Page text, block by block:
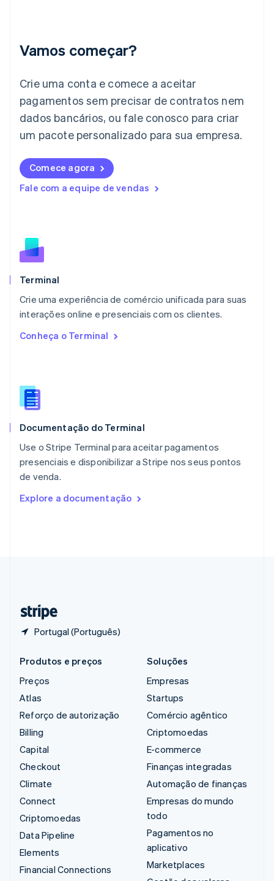
Vamos começar?
Crie uma conta e comece a aceitar
pagamentos sem precisar de contratos nem
dados bancários, ou fale conosco para criar
um pacote personalizado para sua empresa.
Comece agora
Fale com a equipe de vendas
Terminal
Crie uma experiência de comércio unificada para suas
interações online e presenciais com os clientes.
Conheça o Terminal
Documentação do Terminal
Use o Stripe Terminal para aceitar pagamentos
presenciais e disponibilizar a Stripe nos seus pontos
de venda.
Explore a documentação
Portugal (Português)
English
Italiano English
日本語English
Letônia
Liechtenstein
Lituânia
English
Luxemburgo
Malta
English
México
Español
English
Nova Zelândia
Países Baixos
Portugal
Português
English简体中文
Reino Unido
English
República Tcheca
English
English
Produtos e preços
Preços
Atlas
Reforço de autorização
Billing
Capital
Checkout
Climate
Connect
Criptomoedas
Data Pipeline
Elements
Financial Connections
Soluções
Empresas
Startups
Comércio agêntico
Criptomoedas
E-commerce
Finanças integradas
Automação de finanças
Empresas do mundo
todo
Pagamentos no
aplicativo
Marketplaces